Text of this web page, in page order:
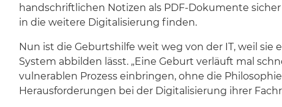
handschriftlichen Notizen als PDF-Dokumente
in die weitere Digitalisierung finden.
Nun ist die Geburtshilfe weit weg von der IT, weil
System abbilden lässt. „Eine Geburt verläuft mal
vulnerablen Prozess einbringen, ohne die
Herausforderungen bei der Digitalisierung ihrer